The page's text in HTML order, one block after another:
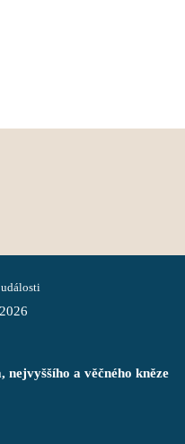
nejvyššího a věčného kněze